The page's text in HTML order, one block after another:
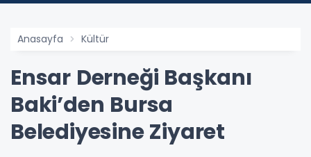
Anasayfa Kültür
Ensar Derneği Başkanı
Baki’den Bursa
Belediyesine Ziyaret